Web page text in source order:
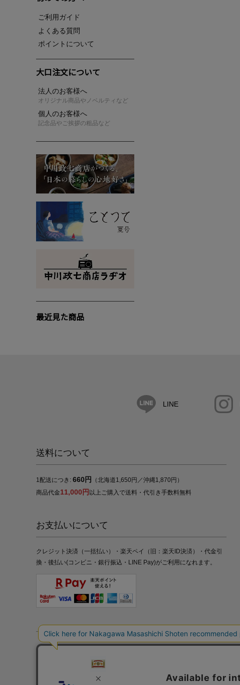
ご利用ガイド
よくある質問
ポイントについて
大口注文について
法人のお客様へ
オリジナル商品やノベルティなど
個人のお客様へ
記念品やご挨拶の粗品など
最近見た商品
LINE
送料について
1配送につき: 660円
（北海道1,650円／沖縄1,870円）
商品代金11,000円 以上ご購入で送料・代引き手数料無料
お支払いについて
クレジット決済（一括払い）・楽天ペイ（旧：楽天ID決済）・代金引
換・後払い(コンビニ・銀行振込・LINE Pay)がご利用になれます。
プライバシーポリシー